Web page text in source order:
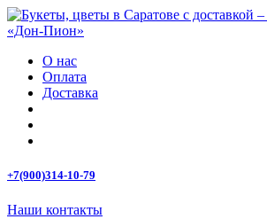
О нас
Оплата
Доставка
+7(900)314-10-79
Наши контакты